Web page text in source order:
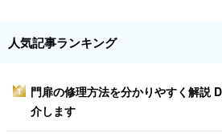
人気記事ランキング
1
門扉の修理方法を分かりやすく解説
介します